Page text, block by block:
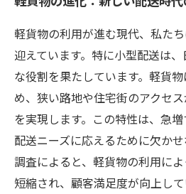
ル
小型配送の未来：軽貨物が
軽貨物の利用拡大：競争力
軽貨物の利用が進む現代、私た
迎えています。特に小型配送は
な役割を果たしています。軽貨
め、狭い路地や住宅街のアクセ
を実現します。この特性は、急
配送ニーズに応えるために欠か
調査によると、軽貨物の利用に
短縮され、顧客満足度が向上し